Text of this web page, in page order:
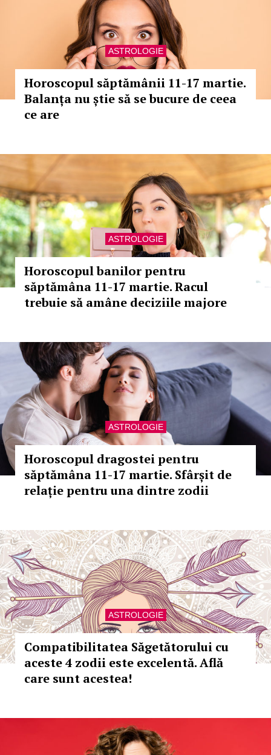
ASTROLOGIE
Horoscopul săptămânii 11-17 martie.
Balanța nu știe să se bucure de ceea
ce are
ASTROLOGIE
Horoscopul banilor pentru
săptămâna 11-17 martie. Racul
trebuie să amâne deciziile majore
ASTROLOGIE
Horoscopul dragostei pentru
săptămâna 11-17 martie. Sfârșit de
relație pentru una dintre zodii
ASTROLOGIE
Compatibilitatea Săgetătorului cu
aceste 4 zodii este excelentă. Află
care sunt acestea!